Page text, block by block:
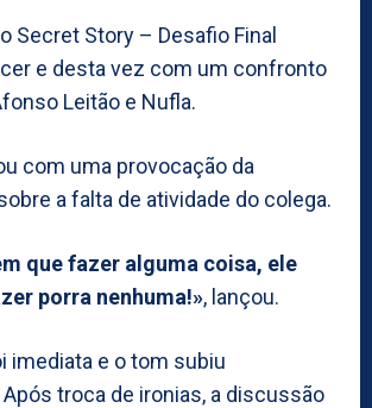
Secret Story – Desafio Final
e desta vez com um confronto
Leitão e Nufla.
com uma provocação da
a falta de atividade do colega.
que fazer alguma coisa, ele
porra nenhuma!», lançou.
imediata e o tom subiu
troca de ironias, a discussão